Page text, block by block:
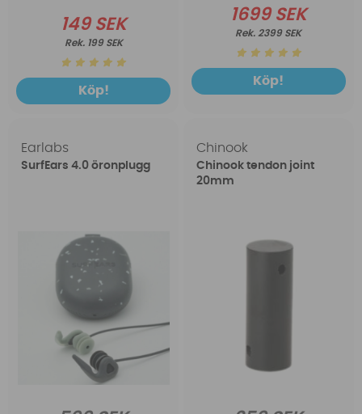
149 SEK
199 SEK
Köp!
1699 SEK
2399 SEK
Köp!
Earlabs
SurfEars 4.0 öronplugg
Chinook
Chinook tendon joint
20mm